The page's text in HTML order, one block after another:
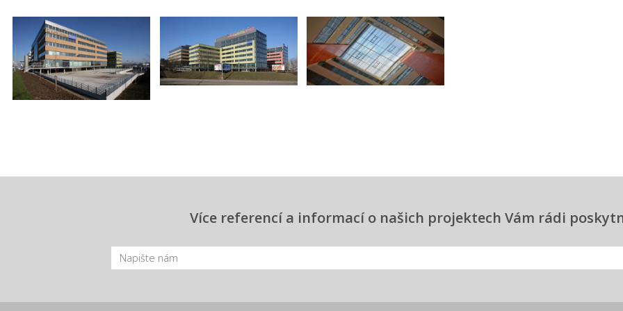
Více referencí a informací o našich projektech Vám rádi